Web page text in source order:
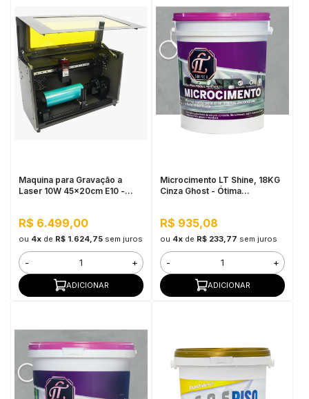
Maquina para Gravação a
Laser 10W 45x20cm E10 -
R$ 6.499,00
ou 4xde R$ 1.624,75 sem juros
- +
ADICIONAR
Microcimento LT Shine, 18KG
Cinza Ghost - Ótima
R$ 935,08
ou 4xde R$ 233,77 sem juros
- +
ADICIONAR